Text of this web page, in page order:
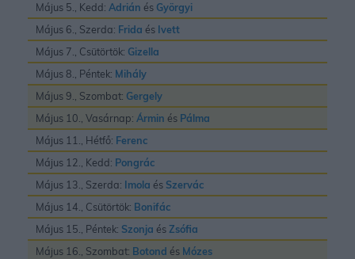
Május 5., Kedd: Adrián és Györgyi
Május 6., Szerda: Frida és Ivett
Május 7., Csütörtök: Gizella
Május 8., Péntek: Mihály
Május 9., Szombat: Gergely
Május 10., Vasárnap: Ármin és Pálma
Május 11., Hétfő: Ferenc
Május 12., Kedd: Pongrác
Május 13., Szerda: Imola és Szervác
Május 14., Csütörtök: Bonifác
Május 15., Péntek: Szonja ésZsófia
Május 16., Szombat: Botond és Mózes